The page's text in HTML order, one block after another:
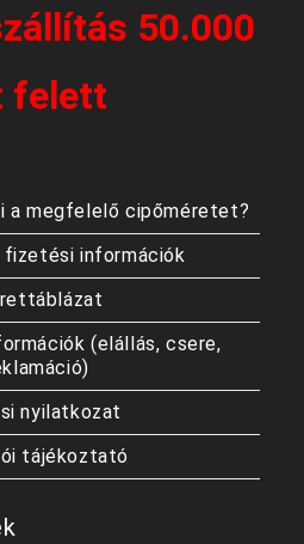
50.000
felett
a megfelelő cipőméretet?
információk
(elállás, csere,
nyilatkozat
tájékoztató